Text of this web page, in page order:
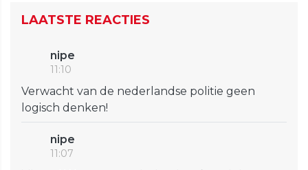
LAATSTE REACTIES
nipe
11:10
Verwacht van de nederlandse politie geen
logisch denken!
nipe
11:07